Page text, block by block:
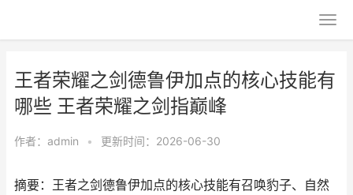
王者荣耀之剑德鲁伊加点的核心技能有
哪些 王者荣耀之剑指巅峰
作者： admin • 更新时间：2026-06-30
摘要：王者之剑德鲁伊加点的核心技能有召唤豹子、自然